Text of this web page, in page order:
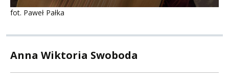
fot. Paweł Pałka
Anna Wiktoria Swoboda